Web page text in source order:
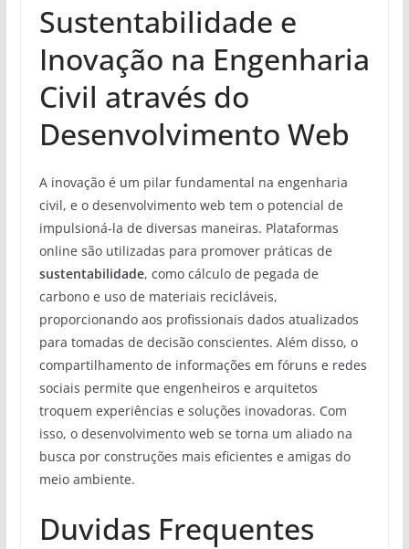
Sustentabilidade e
Inovação na Engenharia
Civil através do
Desenvolvimento Web
A inovação é um pilar fundamental na engenharia
civil, e o desenvolvimento web tem o potencial de
impulsioná-la de diversas maneiras. Plataformas
online são utilizadas para promover práticas de
sustentabilidade, como cálculo de pegada de
carbono e uso de materiais recicláveis,
proporcionando aos profissionais dados atualizados
para tomadas de decisão conscientes. Além disso, o
compartilhamento de informações em fóruns e redes
sociais permite que engenheiros e arquitetos
troquem experiências e soluções inovadoras. Com
isso, o desenvolvimento web se torna um aliado na
busca por construções mais eficientes e amigas do
meio ambiente.
Duvidas Frequentes